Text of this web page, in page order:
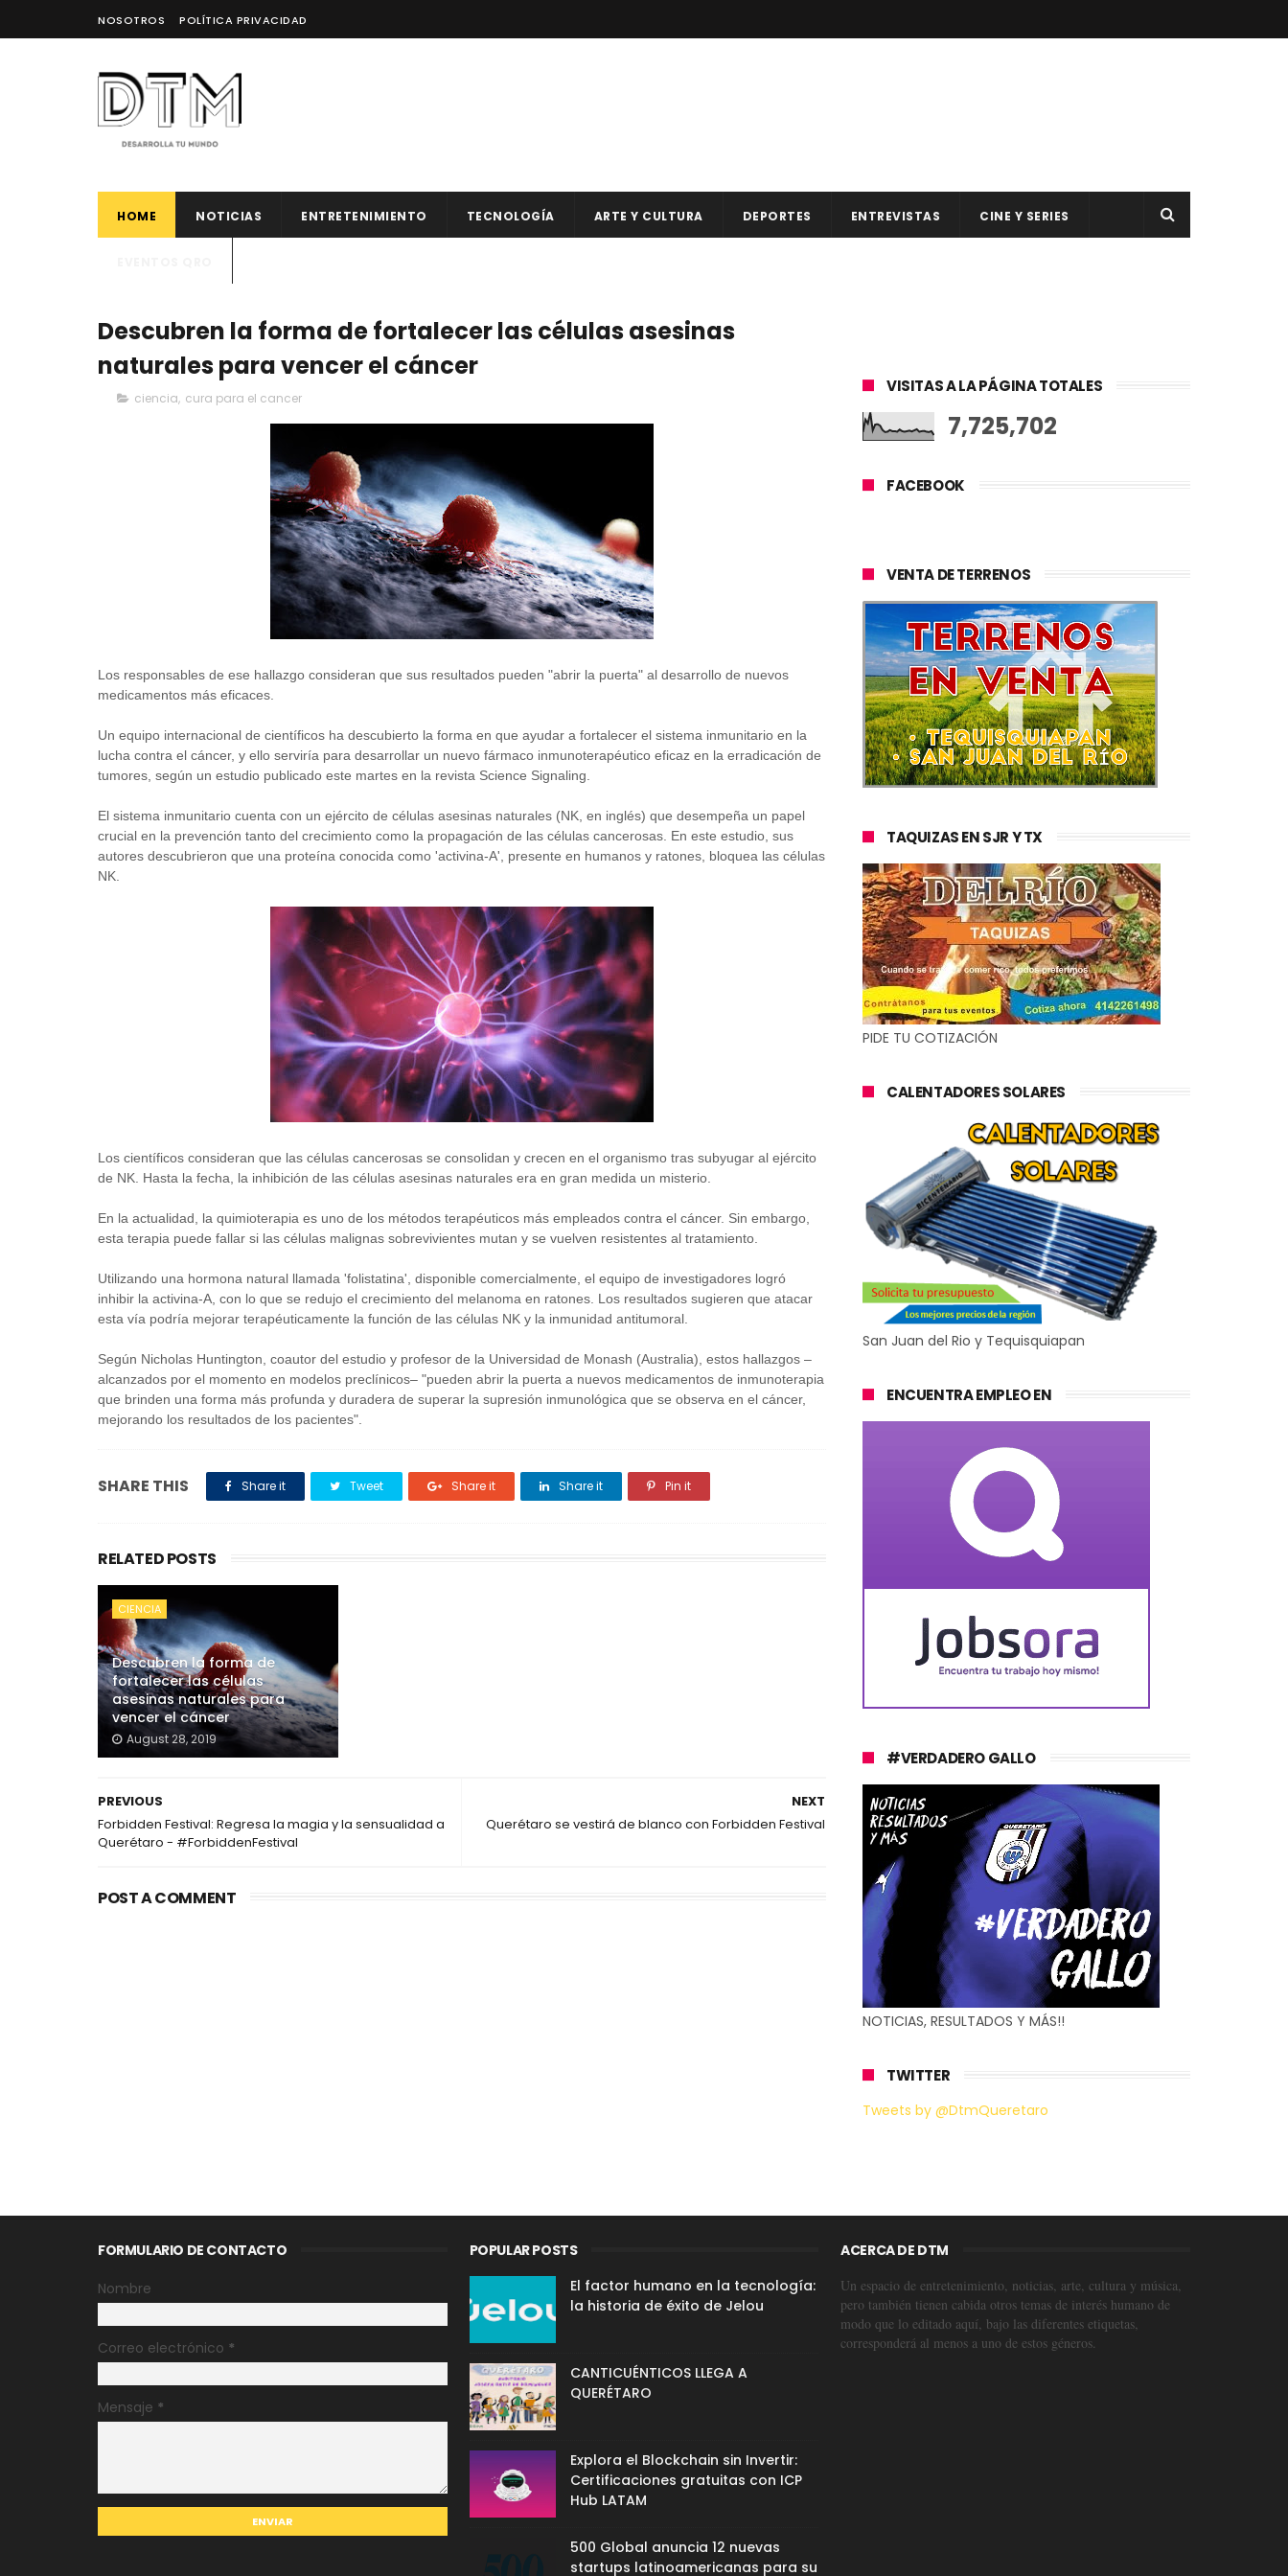
NOSOTROS POLÍTICA PRIVACIDAD
HOME NOTICIAS ENTRETENIMIENTO TECNOLOGÍA ARTE Y CULTURA DEPORTES ENTREVISTAS CINE Y SERIES
Descubren la forma de fortalecer las células asesinas
naturales para vencer el cáncer
ciencia, cura para el cancer
Los responsables de ese hallazgo consideran que sus resultados pueden "abrir la puerta" al desarrollo de nuevos
medicamentos más eficaces.
Un equipo internacional de científicos ha descubierto la forma en que ayudar a fortalecer el sistema inmunitario en la
lucha contra el cáncer, y ello serviría para desarrollar un nuevo fármaco inmunoterapéutico eficaz en la erradicación de
tumores, según un estudio publicado este martes en la revista Science Signaling.
El sistema inmunitario cuenta con un ejército de células asesinas naturales (NK, en inglés) que desempeña un papel
crucial en la prevención tanto del crecimiento como la propagación de las células cancerosas. En este estudio, sus
autores descubrieron que una proteína conocida como 'activina-A', presente en humanos y ratones, bloquea las células
NK.
Los científicos consideran que las células cancerosas se consolidan y crecen en el organismo tras subyugar al ejército
de NK. Hasta la fecha, la inhibición de las células asesinas naturales era en gran medida un misterio.
En la actualidad, la quimioterapia es uno de los métodos terapéuticos más empleados contra el cáncer. Sin embargo,
esta terapia puede fallar si las células malignas sobrevivientes mutan y se vuelven resistentes al tratamiento.
Utilizando una hormona natural llamada 'folistatina', disponible comercialmente, el equipo de investigadores logró
inhibir la activina-A, con lo que se redujo el crecimiento del melanoma en ratones. Los resultados sugieren que atacar
esta vía podría mejorar terapéuticamente la función de las células NK y la inmunidad antitumoral.
Según Nicholas Huntington, coautor del estudio y profesor de la Universidad de Monash (Australia), estos hallazgos –
alcanzados por el momento en modelos preclínicos– "pueden abrir la puerta a nuevos medicamentos de inmunoterapia
que brinden una forma más profunda y duradera de superar la supresión inmunológica que se observa en el cáncer,
mejorando los resultados de los pacientes".
SHARE THIS Share it Tweet Share it Share it Pin it
RELATED POSTS
CIENCIA
Descubren la forma de
fortalecer las células
asesinas naturales para
vencer el cáncer
August 28, 2019
NEXT
Querétaro se vestirá de blanco con Forbidden Festival
PREVIOUS
Forbidden Festival: Regresa la magia y la sensualidad a
Querétaro - #ForbiddenFestival
POST A COMMENT
VISITAS A LA PÁGINA TOTALES
7,725,702
FACEBOOK
VENTA DE TERRENOS
TAQUIZAS EN SJR Y TX
PIDE TU COTIZACIÓN
CALENTADORES SOLARES
San Juan del Rio y Tequisquiapan
ENCUENTRA EMPLEO EN
#VERDADERO GALLO
NOTICIAS, RESULTADOS Y MÁS!!
TWITTER
Tweets by @DtmQueretaro
FORMULARIO DE CONTACTO
Nombre
Correo electrónico *
Mensaje *
POPULAR POSTS
El factor humano en la tecnología:
la historia de éxito de Jelou
CANTICUÉNTICOS LLEGA A
QUERÉTARO
Explora el Blockchain sin Invertir:
Certificaciones gratuitas con ICP
Hub LATAM
500 Global anuncia 12 nuevas
startups latinoamericanas para su
ACERCA DE DTM
Un espacio de entretenimiento, noticias, arte, cultura y música,
pero también tienen cabida otros temas de interés humano de
modo que lo editado aquí, bajo las diferentes etiquetas,
corresponderá al menos a uno de estos géneros.